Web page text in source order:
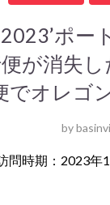
2023’ポ
が消失
でオレゴ
by
問時期：2023年